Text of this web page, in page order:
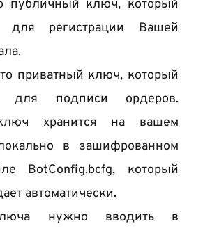
публичный ключ, который
для регистрации Вашей
приватный ключ, который
для подписи ордеров.
хранится на вашем
в зашифрованном
BotConfig.bcfg, который
автоматически.
нужно вводить в